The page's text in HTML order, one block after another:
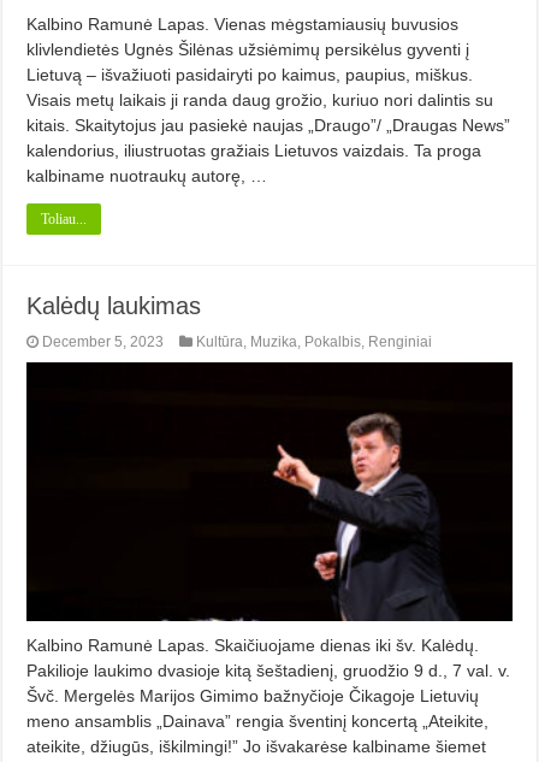
Kalbino Ramunė Lapas. Vienas mėgstamiausių buvusios
klivlendietės Ugnės Šilėnas užsiėmimų persikėlus gyventi į
Lietuvą – išvažiuoti pasidairyti po kaimus, paupius, miškus.
Visais metų laikais ji randa daug grožio, kuriuo nori dalintis su
kitais. Skaitytojus jau pasiekė naujas „Draugo”/ „Draugas News”
kalendorius, iliustruotas gražiais Lietuvos vaizdais. Ta proga
kalbiname nuotraukų autorę, …
Toliau...
Kalėdų laukimas
December 5, 2023 Kultūra, Muzika, Pokalbis, Renginiai
Kalbino Ramunė Lapas. Skaičiuojame dienas iki šv. Kalė­dų.
Pakilioje laukimo dvasioje kitą šeštadienį, gruodžio 9 d., 7 val. v.
Švč. Mergelės Marijos Gimimo bažnyčioje Čikagoje Lietuvių
meno ansamblis „Dainava” rengia šventinį koncertą „Ateikite,
ateikite, džiugūs, iškilmingi!” Jo išvakarėse kalbiname šiemet